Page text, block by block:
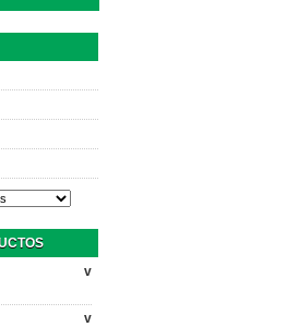
v
v